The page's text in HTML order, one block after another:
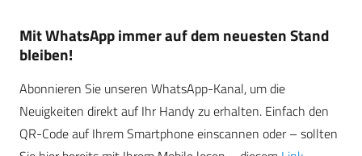
Mit WhatsApp immer auf dem neuesten Stand
bleiben!
Abonnieren Sie unseren WhatsApp-Kanal, um die
Neuigkeiten direkt auf Ihr Handy zu erhalten. Einfach den
QR-Code auf Ihrem Smartphone einscannen oder – sollten